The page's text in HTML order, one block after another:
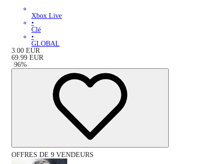
Xbox Live
•
Clé
•
GLOBAL
3.00 EUR
69.99 EUR
-96%
OFFRES DE 9 VENDEURS